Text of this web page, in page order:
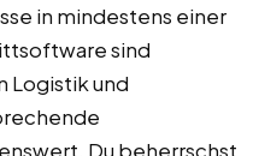
in mindestens einer
sind
Logistik und
Du beherrschst